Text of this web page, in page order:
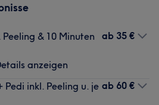
& 10 Minuten
anzeigen
ab 35 €
Pedi inkl. Peeling u. je ab 60 €